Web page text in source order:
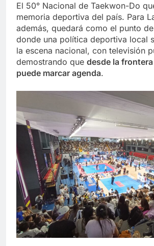
El 50° Nacional de Taekwon-Do
memoria deportiva del país. Para
además, quedará como el punto
donde una política deportiva local
la escena nacional, con televisión
demostrando que desde la
puede marcar agenda.